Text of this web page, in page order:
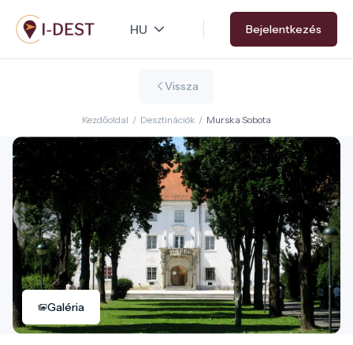
Ugrás
a
tartalomra
Bejelentkezés
Vissza
Kezdőoldal / Desztinációk / Murska Sobota
Galéria